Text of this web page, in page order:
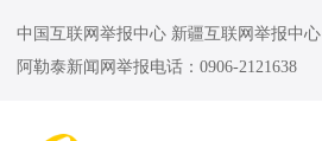
中国互联网举报中心 新疆互联网举报中心
阿勒泰新闻网举报电话：0906-2121638